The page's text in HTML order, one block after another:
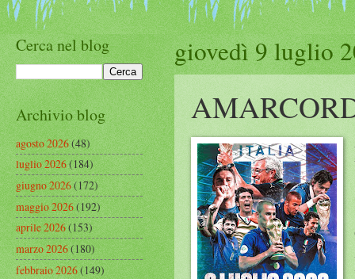
giovedì 9 luglio
Cerca nel blog
Archivio blog
agosto 2026(48)
luglio 2026(184)
giugno 2026(172)
maggio 2026(192)
aprile 2026(153)
marzo 2026(180)
febbraio 2026(149)